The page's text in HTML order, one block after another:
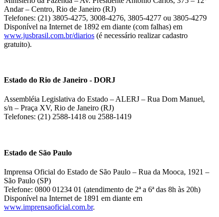
Andar – Centro, Rio de Janeiro (RJ)
Telefones: (21) 3805-4275, 3008-4276, 3805-4277 ou 3805-4279
Disponível na Internet de 1892 em diante (com falhas) em
www.jusbrasil.com.br/diarios (é necessário realizar cadastro
gratuito).
Estado do Rio de Janeiro - DORJ
Assembléia Legislativa do Estado – ALERJ – Rua Dom Manuel,
s/n – Praça XV, Rio de Janeiro (RJ)
Telefones: (21) 2588-1418 ou 2588-1419
Estado de São Paulo
Imprensa Oficial do Estado de São Paulo – Rua da Mooca, 1921 –
São Paulo (SP)
Telefone: 0800 01234 01 (atendimento de 2ª a 6ª das 8h às 20h)
Disponível na Internet de 1891 em diante em
www.imprensaoficial.com.br.